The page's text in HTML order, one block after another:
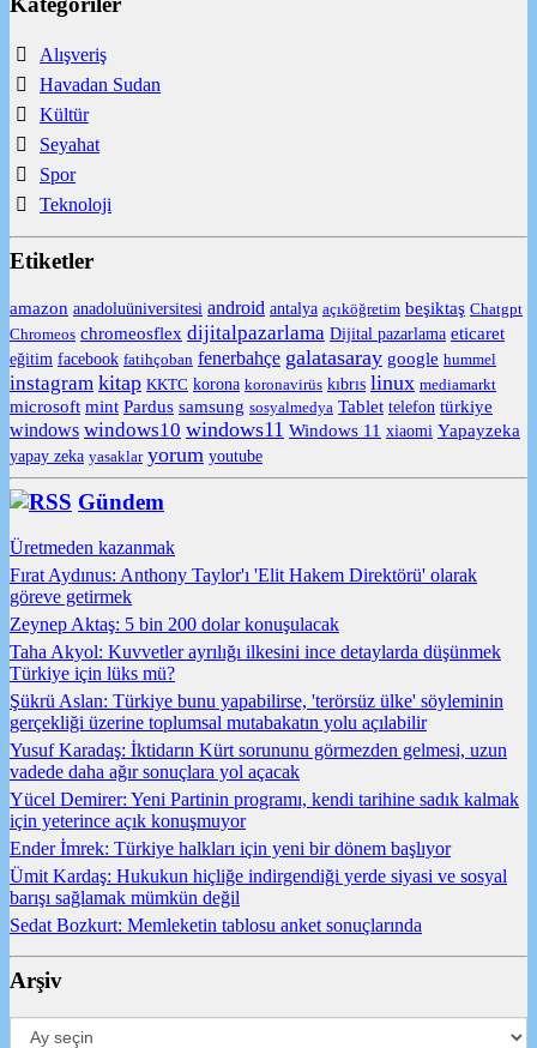
Alışveriş
Havadan Sudan
Kültür
Seyahat
Spor
Teknoloji
Etiketler
amazon anadoluüniversitesi android antalya açıköğretim beşiktaş Chatgpt
Chromeos chromeosflex dijitalpazarlama Dijital pazarlama eticaret
eğitim facebook fatihçoban fenerbahçe galatasaray google hummel
instagram kitap KKTC korona koronavirüs kıbrıs linux mediamarkt
microsoft mint Pardus samsung sosyalmedya Tablet telefon türkiye
windows windows10 windows11 Windows 11 xiaomi Yapayzeka
yapay zeka yasaklar yorum youtube
Gündem
Üretmeden kazanmak
Fırat Aydınus: Anthony Taylor'ı 'Elit Hakem Direktörü' olarak
göreve getirmek
Zeynep Aktaş: 5 bin 200 dolar konuşulacak
Taha Akyol: Kuvvetler ayrılığı ilkesini ince detaylarda düşünmek
Türkiye için lüks mü?
Şükrü Aslan: Türkiye bunu yapabilirse, 'terörsüz ülke' söyleminin
gerçekliği üzerine toplumsal mutabakatın yolu açılabilir
Yusuf Karadaş: İktidarın Kürt sorununu görmezden gelmesi, uzun
vadede daha ağır sonuçlara yol açacak
Yücel Demirer: Yeni Partinin programı, kendi tarihine sadık kalmak
için yeterince açık konuşmuyor
Ender İmrek: Türkiye halkları için yeni bir dönem başlıyor
Ümit Kardaş: Hukukun hiçliğe indirgendiği yerde siyasi ve sosyal
barışı sağlamak mümkün değil
Sedat Bozkurt: Memleketin tablosu anket sonuçlarında
Arşiv